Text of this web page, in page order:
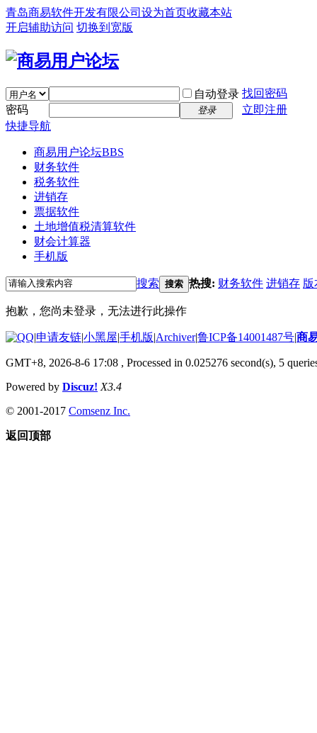
青岛商易软件开发有限公司 设为首页收藏本站
开启辅助访问 切换到宽版
自动登录 找回密码
密码
登录
立即注册
快捷导航
商易用户论坛BBS
财务软件
税务软件
进销存
票据软件
土地增值税清算软件
财会计算器
手机版
搜索 搜索 热搜: 财务软件 进销存 版
抱歉，您尚未登录，无法进行此操作
|申请友链|小黑屋|手机版|Archiver|鲁ICP备14001487号|商
GMT+8, 2026-8-6 17:08 , Processed in 0.025276 second(s), 5
Powered by Discuz! X3.4
© 2001-2017 Comsenz Inc.
返回顶部